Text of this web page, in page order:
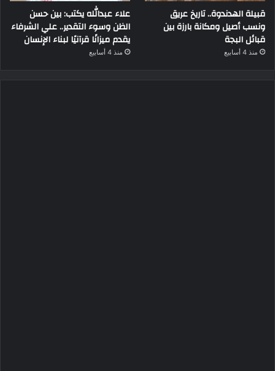
قبيلة الهدندوة.. تاريخ عريق
ونسب أصيل ومكانة بارزة بين
قبائل البجة
منذ 4 أسابيع
علاء عبدالله يكتب: بين حسن
الظن وسوء التقدير.. علي الشرفاء
يقدم ميزانًا قرآنيًا لبناء الإنسان
منذ 4 أسابيع